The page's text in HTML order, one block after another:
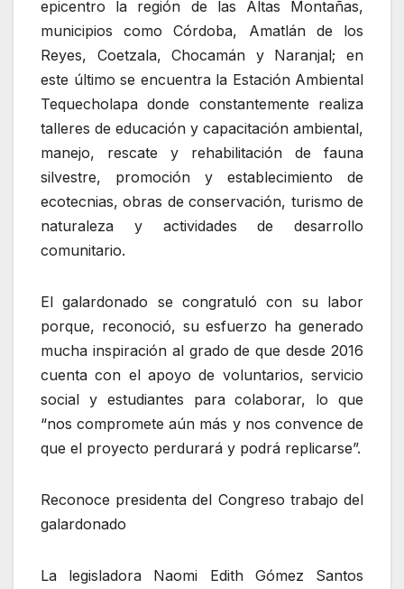
epicentro la región de las Altas Montañas,
municipios como Córdoba, Amatlán de los
Reyes, Coetzala, Chocamán y Naranjal; en
este último se encuentra la Estación Ambiental
Tequecholapa donde constantemente realiza
talleres de educación y capacitación ambiental,
manejo, rescate y rehabilitación de fauna
silvestre, promoción y establecimiento de
ecotecnias, obras de conservación, turismo de
naturaleza y actividades de desarrollo
comunitario.
El galardonado se congratuló con su labor
porque, reconoció, su esfuerzo ha generado
mucha inspiración al grado de que desde 2016
cuenta con el apoyo de voluntarios, servicio
social y estudiantes para colaborar, lo que
“nos compromete aún más y nos convence de
que el proyecto perdurará y podrá replicarse”.
Reconoce presidenta del Congreso trabajo del
galardonado
La legisladora Naomi Edith Gómez Santos